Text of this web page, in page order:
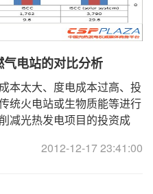
电站的对比分析
本太大、度电成本过高、投
统火电站或生物质能等进行
减光热发电项目的投资成
2012-12-17 23:41:00